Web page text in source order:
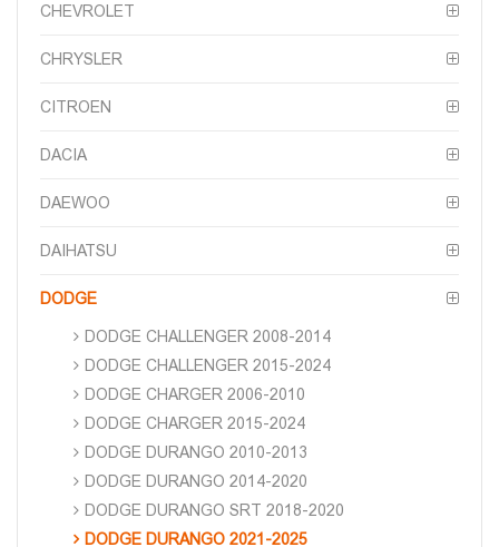
CHEVROLET
CHRYSLER
CITROEN
DACIA
DAEWOO
DAIHATSU
DODGE
DODGE CHALLENGER 2008-2014
DODGE CHALLENGER 2015-2024
DODGE CHARGER 2006-2010
DODGE CHARGER 2015-2024
DODGE DURANGO 2010-2013
DODGE DURANGO 2014-2020
DODGE DURANGO SRT 2018-2020
DODGE DURANGO 2021-2025